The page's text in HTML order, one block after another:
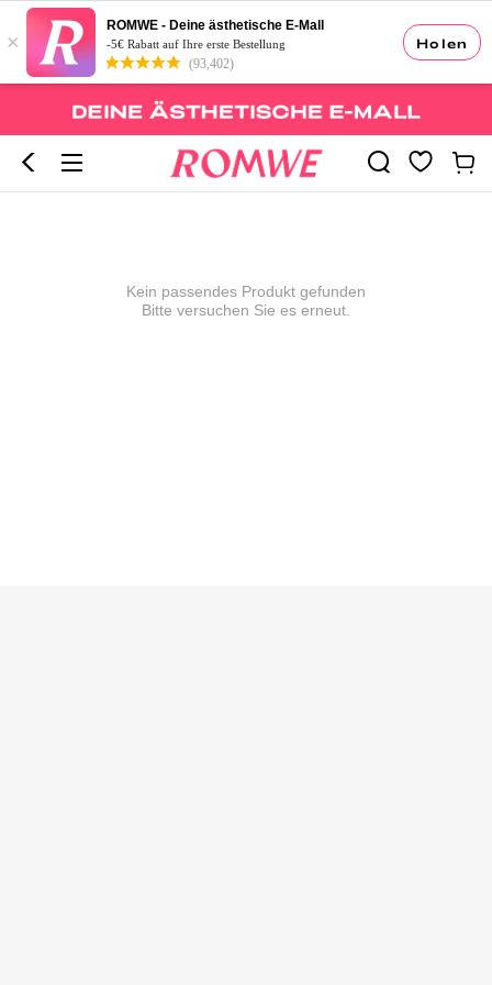
Holen
×
ROMWE - Deine ästhetische E-Mall
-5€ Rabatt auf Ihre erste Bestellung
(93,402)
Kein passendes Produkt gefunden
Bitte versuchen Sie es erneut.